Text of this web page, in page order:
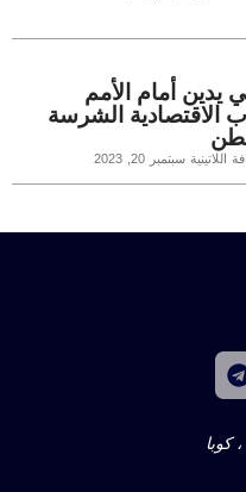
يدين أمام الأمم
الاقتصادية الشرسة
اللاتينية سبتمبر 20, 2023